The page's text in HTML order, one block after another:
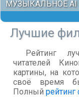
МУЗЫКАЛЬНОЕ
Лучшие
Рейтинг
читателей
картины, на
своё время
Полный